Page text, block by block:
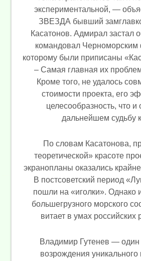
экспериментальной, —
ЗВЕЗДА бывший
Касатонов. Адмирал застал
командовал
которому были приписаны
– Самая главная их
Кроме того, не удалось
стоимости проекта, его
целесообразность, что и
дальнейшем судьбу
По словам Касатонова,
теоретической» красоте
экранопланы оказались
В постсоветский период
пошли на «иголки». Однако
большегрузного морского
витает в умах российских
Владимир Гутенев — один
возрождения